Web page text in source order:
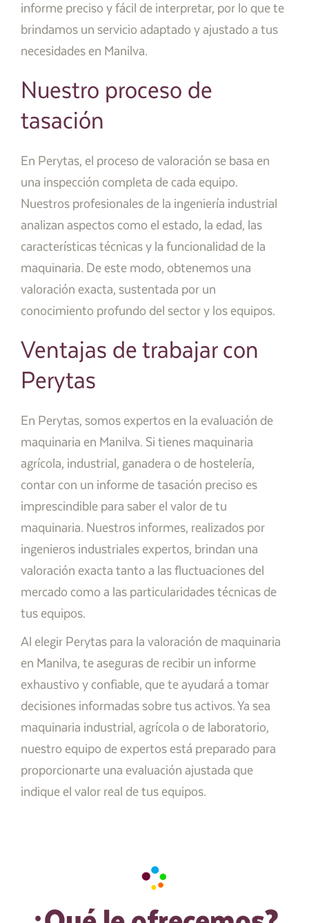
informe preciso y fácil de interpretar, por lo que te
brindamos un servicio adaptado y ajustado a tus
necesidades en Manilva.
Nuestro proceso de
tasación
En Perytas, el proceso de valoración se basa en
una inspección completa de cada equipo.
Nuestros profesionales de la ingeniería industrial
analizan aspectos como el estado, la edad, las
características técnicas y la funcionalidad de la
maquinaria. De este modo, obtenemos una
valoración exacta, sustentada por un
conocimiento profundo del sector y los equipos.
Ventajas de trabajar con
Perytas
En Perytas, somos expertos en la evaluación de
maquinaria en Manilva. Si tienes maquinaria
agrícola, industrial, ganadera o de hostelería,
contar con un informe de tasación preciso es
imprescindible para saber el valor de tu
maquinaria. Nuestros informes, realizados por
ingenieros industriales expertos, brindan una
valoración exacta tanto a las fluctuaciones del
mercado como a las particularidades técnicas de
tus equipos.
Al elegir Perytas para la valoración de maquinaria
en Manilva, te aseguras de recibir un informe
exhaustivo y confiable, que te ayudará a tomar
decisiones informadas sobre tus activos. Ya sea
maquinaria industrial, agrícola o de laboratorio,
nuestro equipo de expertos está preparado para
proporcionarte una evaluación ajustada que
indique el valor real de tus equipos.